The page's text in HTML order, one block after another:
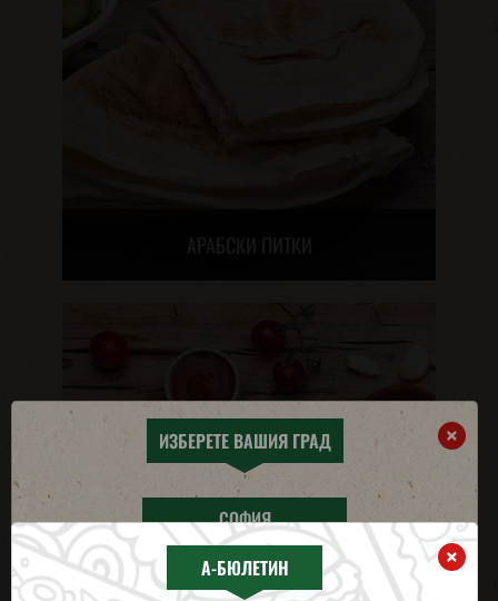
ИЗБЕРЕТЕ ВАШИЯ ГРАД ×
СОФИЯ
ПЛОВДИВ
А-БЮЛЕТИН ×